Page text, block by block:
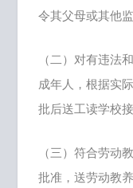
令其父母或其他
（二）对有违法
成年人，根据实
批后送工读学校
（三）符合劳动
批准，送劳动教